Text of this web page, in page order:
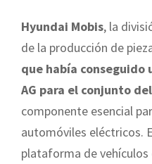
Hyundai Mobis, la
de la producción de
que había conseguido
AG para el conjunto
componente esencial
automóviles eléctricos.
plataforma de